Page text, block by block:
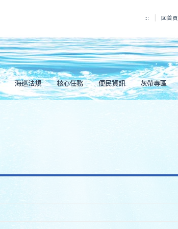
::: 回首頁
海巡法規 核心任務 便民資訊 灰帶專區